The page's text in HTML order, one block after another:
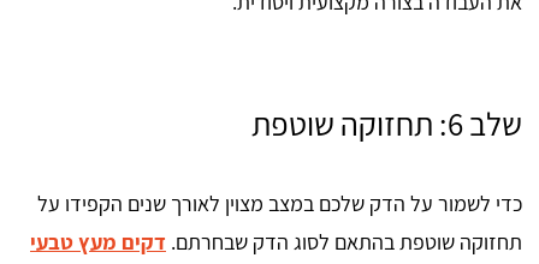
שלב 6: תחזוקה שוטפת
כדי לשמור על הדק שלכם במצב מצוין לאורך שנים הקפידו על
תחזוקה שוטפת בהתאם לסוג הדק שבחרתם. דקים מעץ טבעי